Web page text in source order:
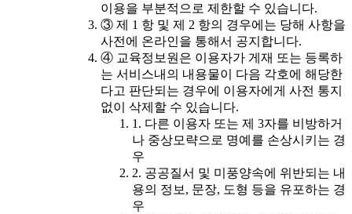
이용을 부분적으로 제한할 수 있습니다.
③ 제 1 항 및 제 2 항의 경우에는 당해 사항을
사전에 온라인을 통해서 공지합니다.
④ 교육정보원은 이용자가 게재 또는 등록하
는 서비스내의 내용물이 다음 각호에 해당한
다고 판단되는 경우에 이용자에게 사전 통지
없이 삭제할 수 있습니다.
1. 다른 이용자 또는 제 3자를 비방하거
나 중상모략으로 명예를 손상시키는 경
우
2. 공공질서 및 미풍양속에 위반되는 내
용의 정보, 문장, 도형 등을 유포하는 경
우